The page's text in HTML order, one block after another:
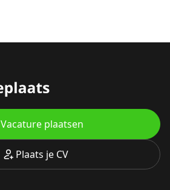
Plaats je CV
Vacature plaatsen